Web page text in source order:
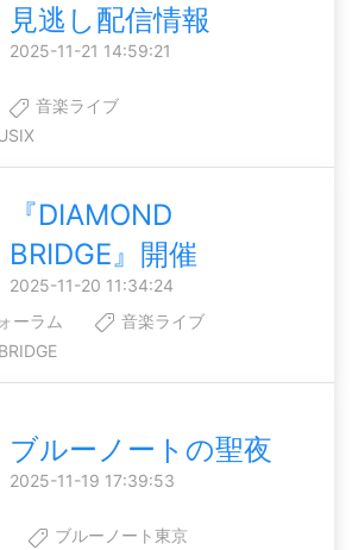
見逃し配信情報
2025-11-21 14:59:21
音楽ライブ
『DIAMOND
BRIDGE』開催
2025-11-20 11:34:24
ーラム
音楽ライブ
ブルーノートの聖夜
2025-11-19 17:39:53
ブルーノート東京